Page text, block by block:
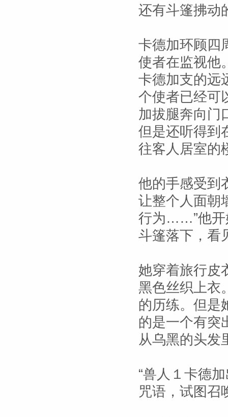
还有斗篷拂动
卡德加环顾四
使者在监视他
卡德加支的远
个使者已经可
加拔腿奔向门
但是还听得到
往客人居室的
他的手感受到
让整个人面朝
行为……”他开
斗篷落下，看
她穿着旅行皮
黑色丝织上衣
的历练。但是
的是一个有突
从乌黑的头发
“兽人１卡德
咒语，试图召